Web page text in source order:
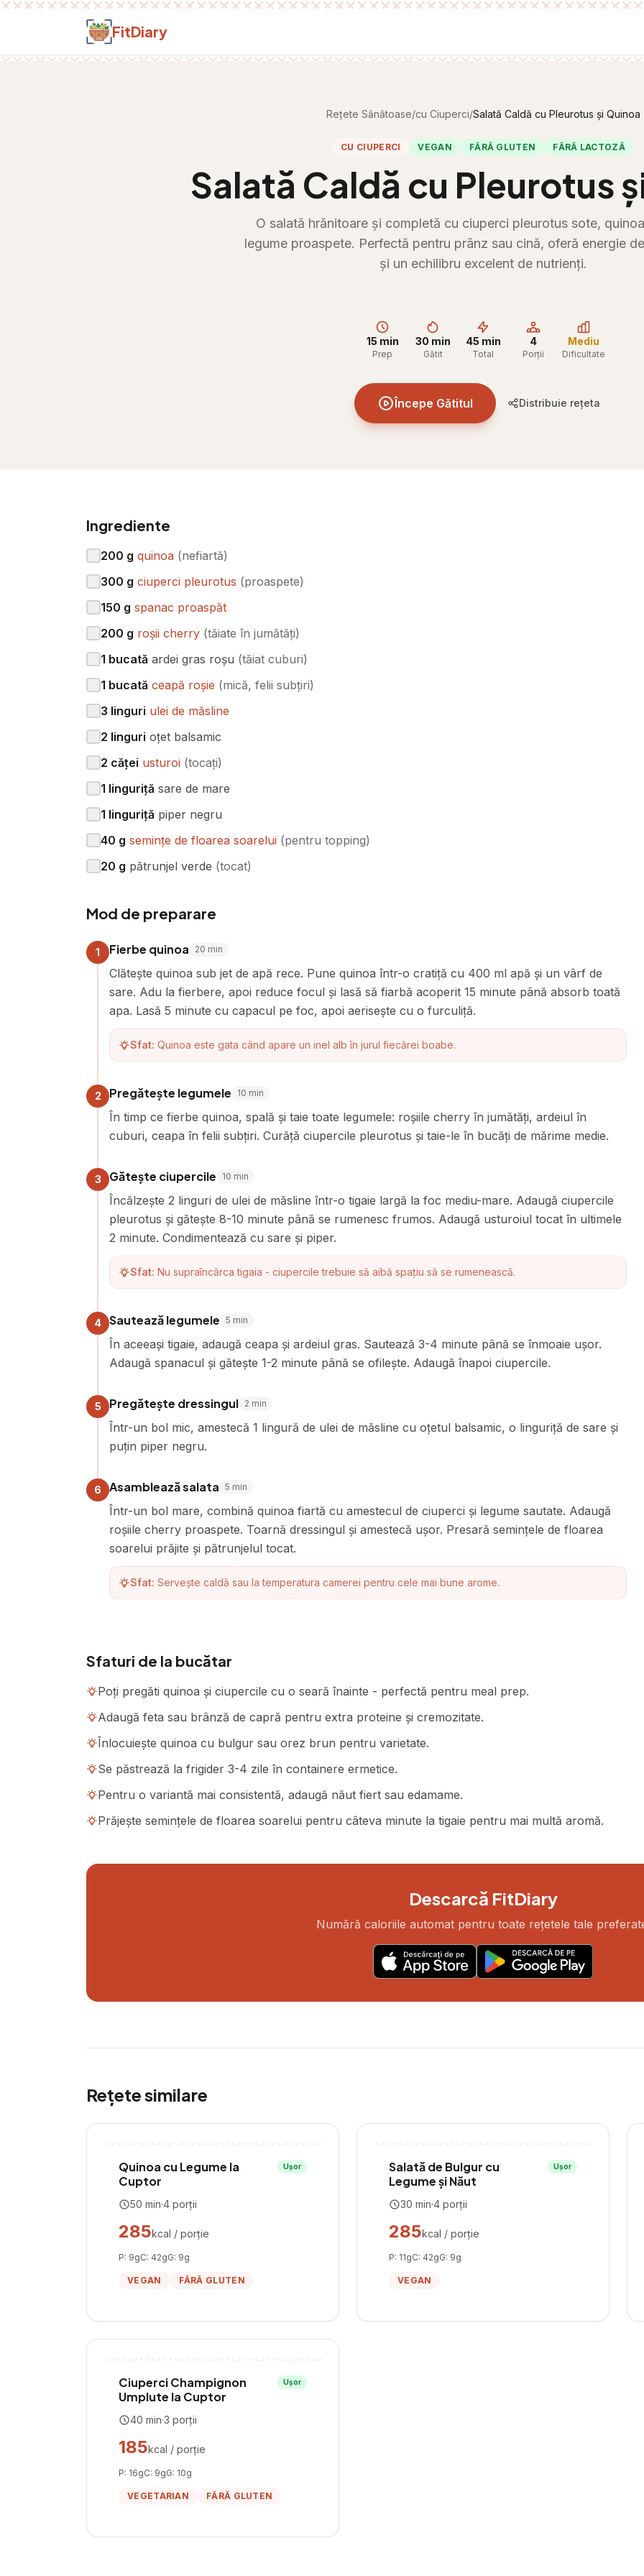
Salt la conținut
FitDiary
Rețete Sănătoase/cu Ciuperci/Salată Caldă cu Pleurotus și Quinoa
CU CIUPERCI VEGAN FĂRĂ GLUTEN FĂRĂ LACTOZĂ
Salată Caldă cu Pleurotus
O salată hrănitoare și completă cu ciuperci pleurotus sote,
legume proaspete. Perfectă pentru prânz sau cină, oferă energie
și un echilibru excelent de nutrienți.
15 min
Prep
30 min
Gătit
45 min
Total
4
Porții
Mediu
Dificultate
Începe Gătitul Distribuie rețeta
Ingrediente
200 g quinoa (nefiartă)
300 g ciuperci pleurotus (proaspete)
150 g spanac proaspăt
200 g roșii cherry (tăiate în jumătăți)
1 bucată ardei gras roșu (tăiat cuburi)
1 bucată ceapă roșie (mică, felii subțiri)
3 linguri ulei de măsline
2 linguri oțet balsamic
2 căței usturoi (tocați)
1 linguriță sare de mare
1 linguriță piper negru
40 g semințe de floarea soarelui (pentru topping)
20 g pătrunjel verde (tocat)
Mod de preparare
1 Fierbe quinoa 20 min
Clătește quinoa sub jet de apă rece. Pune quinoa într-o cratiță cu 400 ml apă și un vârf de
sare. Adu la fierbere, apoi reduce focul și lasă să fiarbă acoperit 15 minute până absorb toată
apa. Lasă 5 minute cu capacul pe foc, apoi aerisește cu o furculiță.
Sfat: Quinoa este gata când apare un inel alb în jurul fiecărei boabe.
2 Pregătește legumele 10 min
În timp ce fierbe quinoa, spală și taie toate legumele: roșiile cherry în jumătăți, ardeiul în
cuburi, ceapa în felii subțiri. Curăță ciupercile pleurotus și taie-le în bucăți de mărime medie.
3 Gătește ciupercile 10 min
Încălzește 2 linguri de ulei de măsline într-o tigaie largă la foc mediu-mare. Adaugă ciupercile
pleurotus și gătește 8-10 minute până se rumenesc frumos. Adaugă usturoiul tocat în ultimele
2 minute. Condimentează cu sare și piper.
Sfat: Nu supraîncărca tigaia - ciupercile trebuie să aibă spațiu să se rumenească.
4 Sautează legumele 5 min
În aceeași tigaie, adaugă ceapa și ardeiul gras. Sautează 3-4 minute până se înmoaie ușor.
Adaugă spanacul și gătește 1-2 minute până se ofilește. Adaugă înapoi ciupercile.
5 Pregătește dressingul 2 min
Într-un bol mic, amestecă 1 lingură de ulei de măsline cu oțetul balsamic, o linguriță de sare și
puțin piper negru.
6 Asamblează salata 5 min
Într-un bol mare, combină quinoa fiartă cu amestecul de ciuperci și legume sautate. Adaugă
roșiile cherry proaspete. Toarnă dressingul și amestecă ușor. Presară semințele de floarea
soarelui prăjite și pătrunjelul tocat.
Sfat: Servește caldă sau la temperatura camerei pentru cele mai bune arome.
Sfaturi de la bucătar
Poți pregăti quinoa și ciupercile cu o seară înainte - perfectă pentru meal prep.
Adaugă feta sau brânză de capră pentru extra proteine și cremozitate.
Înlocuiește quinoa cu bulgur sau orez brun pentru varietate.
Se păstrează la frigider 3-4 zile în containere ermetice.
Pentru o variantă mai consistentă, adaugă năut fiert sau edamame.
Prăjește semințele de floarea soarelui pentru câteva minute la tigaie pentru mai multă aromă.
Descarcă FitDiary
Numără caloriile automat pentru toate rețetele tale
Rețete similare
Quinoa cu Legume la
Cuptor
Ușor
50 min·4 porții
285kcal / porție
P: 9gC: 42gG: 9g
VEGAN FĂRĂ GLUTEN
Salată de Bulgur cu
Legume și Năut
Ușor
30 min·4 porții
285kcal / porție
P: 11gC: 42gG: 9g
VEGAN
Ciuperci Champignon
Umplute la Cuptor
Ușor
40 min·3 porții
185kcal / porție
P: 16gC: 9gG: 10g
VEGETARIAN FĂRĂ GLUTEN